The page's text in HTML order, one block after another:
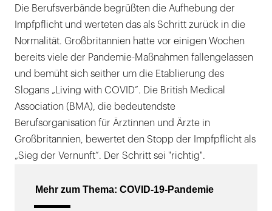
Die Berufsverbände begrüßten die Aufhebung der
Impfpflicht und werteten das als Schritt zurück in die
Normalität. Großbritannien hatte vor einigen Wochen
bereits viele der Pandemie-Maßnahmen fallengelassen
und bemüht sich seither um die Etablierung des
Slogans „Living with COVID”. Die British Medical
Association (BMA), die bedeutendste
Berufsorganisation für Ärztinnen und Ärzte in
Großbritannien, bewertet den Stopp der Impfpflicht als
„Sieg der Vernunft“. Der Schritt sei "richtig".
Mehr zum Thema: COVID-19-Pandemie